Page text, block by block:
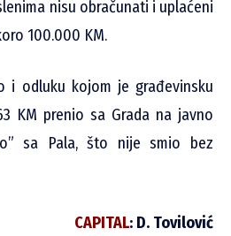
nisu obračunati i uplaćeni
100.000 KM.
i odluku kojom je građevinsku
KM prenio sa Grada na javno
sa Pala, što nije smio bez
CAPITAL: D. Tovilović